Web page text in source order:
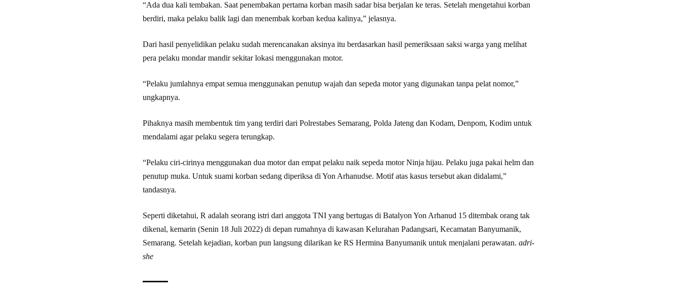
“Ada dua kali tembakan. Saat penembakan pertama korban masih sadar bisa berjalan ke teras. Setelah mengetahui korban
berdiri, maka pelaku balik lagi dan menembak korban kedua kalinya,” jelasnya.
Dari hasil penyelidikan pelaku sudah merencanakan aksinya itu berdasarkan hasil pemeriksaan saksi warga yang melihat
pera pelaku mondar mandir sekitar lokasi menggunakan motor.
“Pelaku jumlahnya empat semua menggunakan penutup wajah dan sepeda motor yang digunakan tanpa pelat nomor,”
ungkapnya.
Pihaknya masih membentuk tim yang terdiri dari Polrestabes Semarang, Polda Jateng dan Kodam, Denpom, Kodim untuk
mendalami agar pelaku segera terungkap.
“Pelaku ciri-cirinya menggunakan dua motor dan empat pelaku naik sepeda motor Ninja hijau. Pelaku juga pakai helm dan
penutup muka. Untuk suami korban sedang diperiksa di Yon Arhanudse. Motif atas kasus tersebut akan didalami,”
tandasnya.
Seperti diketahui, R adalah seorang istri dari anggota TNI yang bertugas di Batalyon Yon Arhanud 15 ditembak orang tak
dikenal, kemarin (Senin 18 Juli 2022) di depan rumahnya di kawasan Kelurahan Padangsari, Kecamatan Banyumanik,
Semarang. Setelah kejadian, korban pun langsung dilarikan ke RS Hermina Banyumanik untuk menjalani perawatan. adri-
she